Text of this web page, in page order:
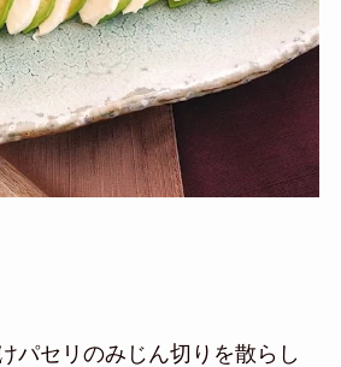
パセリのみじん切りを散らし